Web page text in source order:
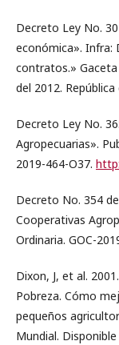
Decreto Ley No.
económica». Infra:
contratos.»
del 2012. República
Decreto Ley No.
Agropecuarias».
2019-464-O37.
Decreto No. 354
Cooperativas
Ordinaria. GOC-
Dixon, J, et al.
Pobreza. Cómo
pequeños
Mundial.